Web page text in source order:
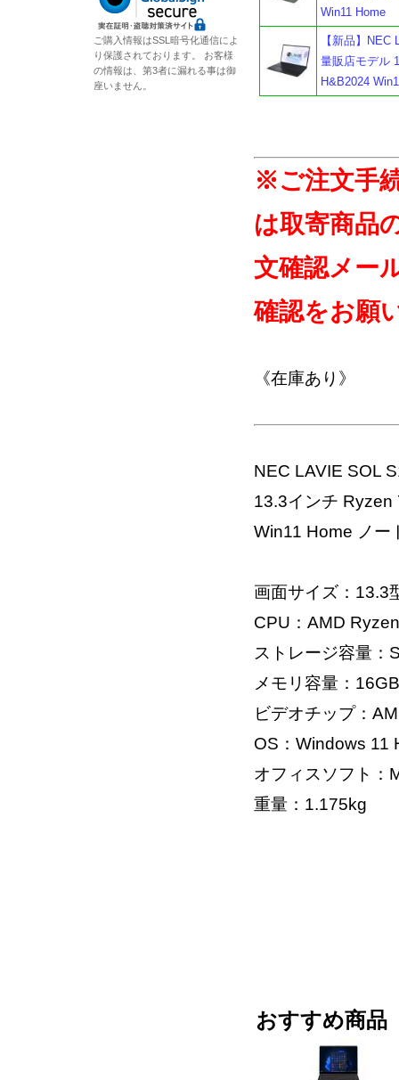
Win11 Home
【新品】
量販店モデル
H&B2024
※ご注文手
は取寄商品
文確認メー
確認をお願
《在庫あり》
NEC LAVIE SOL
13.3インチ
Win11 Home ノー
画面サイズ：13.3
CPU：AMD
ストレージ容量：
メモリ容量：16GB
ビデオチップ：
OS：Windows 11
オフィスソフト：
重量：1.175kg
おすすめ商品
ご購入情報はSSL暗号化通信によ
り保護されております。 お客様
の情報は、第3者に漏れる事は御
座いません。